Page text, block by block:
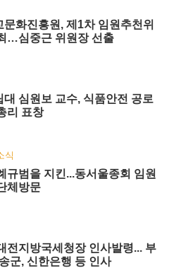
문화진흥원, 제1차 임원추천위
…심중근 위원장 선출
대 심원보 교수, 식품안전 공로
리 표창
식
규범을 지킨...동서울종회 임원
체방문
전지방국세청장 인사발령... 부
군, 신한은행 등 인사